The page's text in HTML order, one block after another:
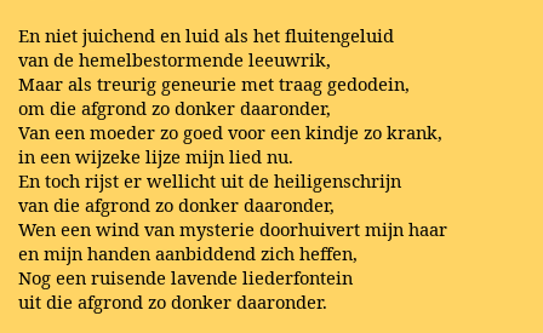
En niet juichend en luid als het fluitengeluid
van de hemelbestormende leeuwrik,
Maar als treurig geneurie met traag gedodein,
om die afgrond zo donker daaronder,
Van een moeder zo goed voor een kindje zo krank,
in een wijzeke lijze mijn lied nu.
En toch rijst er wellicht uit de heiligenschrijn
van die afgrond zo donker daaronder,
Wen een wind van mysterie doorhuivert mijn haar
en mijn handen aanbiddend zich heffen,
Nog een ruisende lavende liederfontein
uit die afgrond zo donker daaronder.